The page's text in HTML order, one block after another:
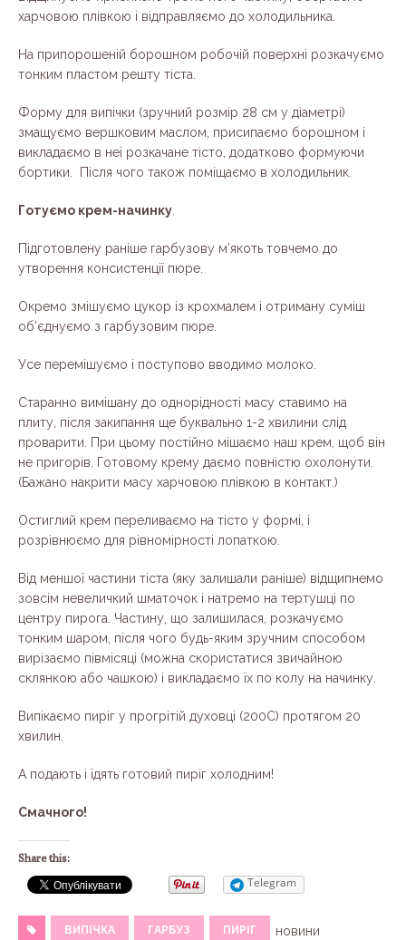
харчовою плівкою і відправляємо до холодильника.
На припорошеній борошном робочій поверхні розкачуємо
тонким пластом решту тіста.
Форму для випічки (зручний розмір 28 см у діаметрі)
змащуємо вершковим маслом, присипаємо борошном і
викладаємо в неї розкачане тісто, додатково формуючи
бортики. Після чого також поміщаємо в холодильник.
Готуємо крем-начинку.
Підготовлену раніше гарбузову м’якоть товчемо до
утворення консистенції пюре.
Окремо змішуємо цукор із крохмалем і отриману суміш
об’єднуємо з гарбузовим пюре.
Усе перемішуємо і поступово вводимо молоко.
Старанно вимішану до однорідності масу ставимо на
плиту, після закипання ще буквально 1-2 хвилини слід
проварити. При цьому постійно мішаємо наш крем, щоб він
не пригорів. Готовому крему даємо повністю охолонути.
(Бажано накрити масу харчовою плівкою в контакт.)
Остиглий крем переливаємо на тісто у формі, і
розрівнюємо для рівномірності лопаткою.
Від меншої частини тіста (яку залишали раніше) відщипнемо
зовсім невеличкий шматочок і натремо на тертушці по
центру пирога. Частину, що залишилася, розкачуємо
тонким шаром, після чого будь-яким зручним способом
вирізаємо півмісяці (можна скористатися звичайною
склянкою або чашкою) і викладаємо їх по колу на начинку.
Випікаємо пиріг у прогрітій духовці (200С) протягом 20
хвилин.
А подають і їдять готовий пиріг холодним!
Смачного!
Share this:
Telegram
ВИПІЧКА ГАРБУЗ ПИРІГ
новини